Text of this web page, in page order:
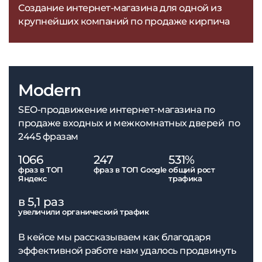
Modern
SEO-продвижение интернет-магазина по
продаже входных и межкомнатных дверей по
2445 фразам
1066
фраз в ТОП
Яндекс
247
фраз в ТОП Google
531%
общий рост
трафика
в 5,1 раз
увеличили органический трафик
В кейсе мы рассказываем как благодаря
эффективной работе нам удалось продвинуть
Создание интернет-магазина для одной из
крупнейших компаний по продаже кирпича